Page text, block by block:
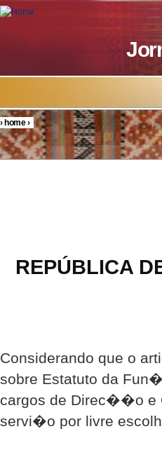
Skip to main content
You are here
›home›
REPÚBLICA
Considerando que o
sobre Estatuto da
cargos de Direc��o e
servi�o por livre